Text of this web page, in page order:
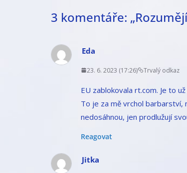
3 komentáře: „
Eda
23. 6. 2023 (17:26) Trvalý odkaz
EU zablokovala rt.com. Je to
To je za mě vrchol barbarství,
nedosáhnou, jen prodlužují
Reagovat
Jitka